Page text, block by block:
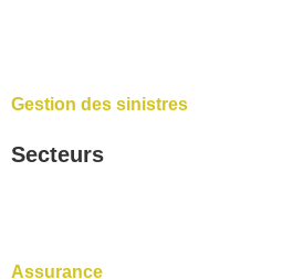
Gestion des sinistres
Secteurs
Assurance